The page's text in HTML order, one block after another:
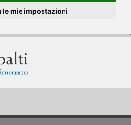
le mie impostazioni